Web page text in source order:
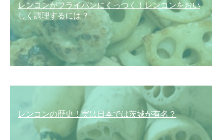
レンコンがフライパンにくっつく！レンコンをおい
しく調理するには？
レンコンの歴史！実は日本では茨城が有名？